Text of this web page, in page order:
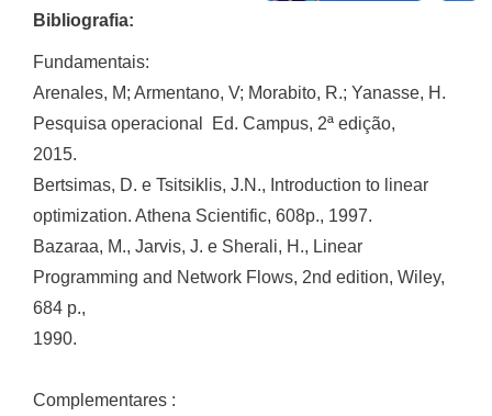
Bibliografia:
Fundamentais:
Arenales, M; Armentano, V; Morabito, R.; Yanasse, H.
Pesquisa operacional  Ed. Campus, 2ª edição,
2015.
Bertsimas, D. e Tsitsiklis, J.N., Introduction to linear
optimization. Athena Scientific, 608p., 1997.
Bazaraa, M., Jarvis, J. e Sherali, H., Linear
Programming and Network Flows, 2nd edition, Wiley,
684 p.,
1990.
Complementares :